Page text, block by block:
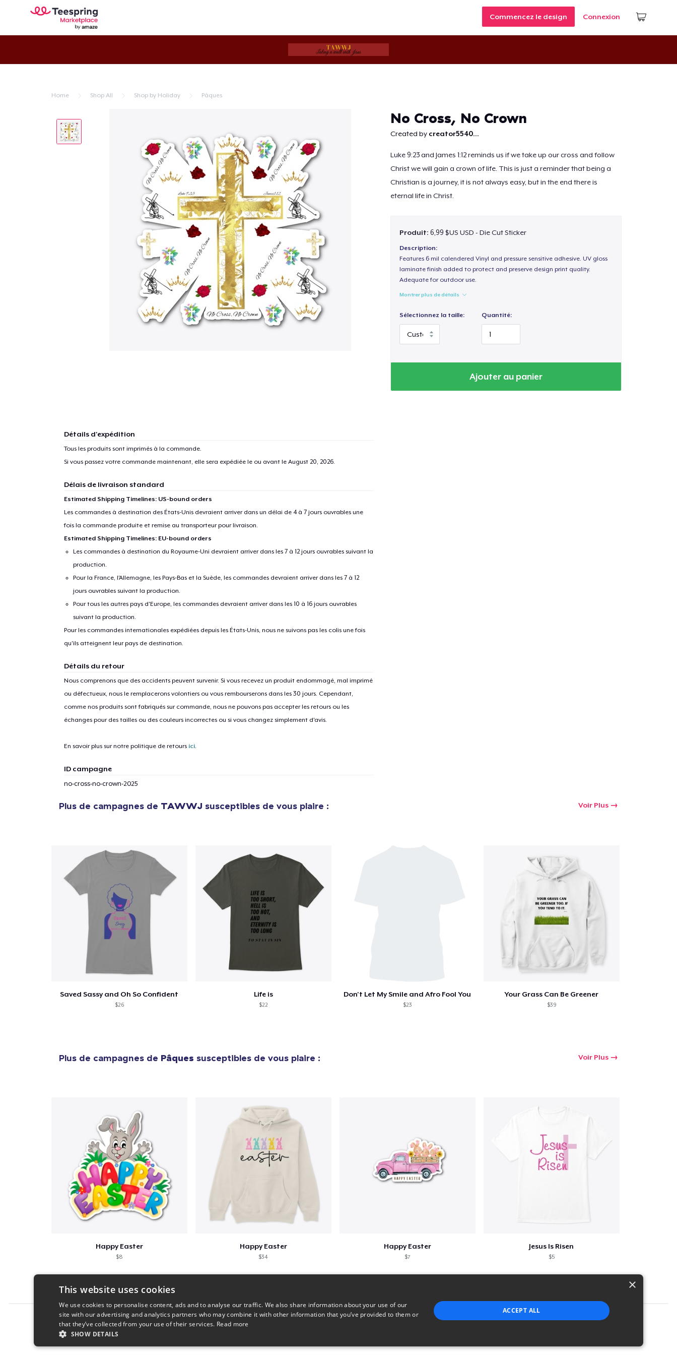
Commencez le design Connexion
Home Shop All Shop by Holiday Pâques
No Cross, No Crown
Created by creator5540...
Luke 9:23 and James 1:12 reminds us if we take up our cross and follow
Christ we will gain a crown of life. This is just a reminder that being a
Christian is a journey, it is not always easy, but in the end there is
eternal life in Christ.
Produit: 6,99 $US USD - Die Cut Sticker
Description:
Features 6 mil calendered Vinyl and pressure sensitive adhesive. UV gloss
laminate finish added to protect and preserve design print quality.
Adequate for outdoor use.
Montrer plus de détails
Sélectionnez la taille: Quantité:
Ajouter au panier
Détails d'expédition
Tous les produits sont imprimés à la commande.
Si vous passez votre commande maintenant, elle sera expédiée le ou avant le August 20, 2026.
Délais de livraison standard
Estimated Shipping Timelines: US-bound orders
Les commandes à destination des États-Unis devraient arriver dans un délai de 4 à 7 jours ouvrables une
fois la commande produite et remise au transporteur pour livraison.
Estimated Shipping Timelines: EU-bound orders
Les commandes à destination du Royaume-Uni devraient arriver dans les 7 à 12 jours ouvrables suivant la
production.
Pour la France, l'Allemagne, les Pays-Bas et la Suède, les commandes devraient arriver dans les 7 à 12
jours ouvrables suivant la production.
Pour tous les autres pays d'Europe, les commandes devraient arriver dans les 10 à 16 jours ouvrables
suivant la production.
Pour les commandes internationales expédiées depuis les États-Unis, nous ne suivons pas les colis une fois
qu'ils atteignent leur pays de destination.
Détails du retour
Nous comprenons que des accidents peuvent survenir. Si vous recevez un produit endommagé, mal imprimé
ou défectueux, nous le remplacerons volontiers ou vous rembourserons dans les 30 jours. Cependant,
comme nos produits sont fabriqués sur commande, nous ne pouvons pas accepter les retours ou les
échanges pour des tailles ou des couleurs incorrectes ou si vous changez simplement d'avis.
En savoir plus sur notre politique de retours ici.
ID campagne
no-cross-no-crown-2025
Plus de campagnes de TAWWJ susceptibles de vous plaire : Voir Plus
Saved Sassy and Oh So Confident
$26
Life is
$22
Don't Let My Smile and Afro Fool You
$23
Your Grass Can Be Greener
$39
Plus de campagnes de Pâques susceptibles de vous plaire : Voir Plus
Happy Easter
$8
Happy Easter
$34
Happy Easter
$7
Jesus Is Risen
$5
Report this product
1article ajouté au Panier
×
This website uses cookies
We use cookies to personalise content, ads and to analyse our traffic. We also share information about your use of our
site with our advertising and analytics partners who may combine it with other information that you’ve provided to them or
that they’ve collected from your use of their services. Read more
SHOW DETAILS
ACCEPT ALL